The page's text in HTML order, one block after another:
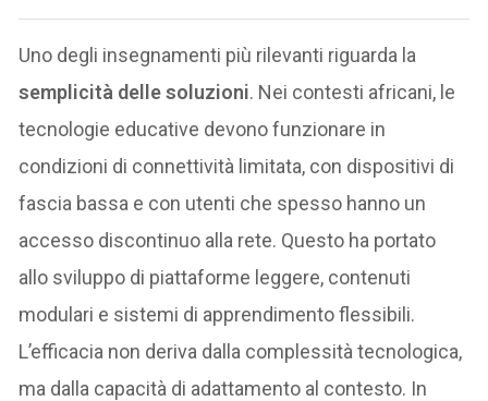
Uno degli insegnamenti più rilevanti riguarda la
semplicità delle soluzioni. Nei contesti africani, le
tecnologie educative devono funzionare in
condizioni di connettività limitata, con dispositivi di
fascia bassa e con utenti che spesso hanno un
accesso discontinuo alla rete. Questo ha portato
allo sviluppo di piattaforme leggere, contenuti
modulari e sistemi di apprendimento flessibili.
L’efficacia non deriva dalla complessità tecnologica,
ma dalla capacità di adattamento al contesto. In